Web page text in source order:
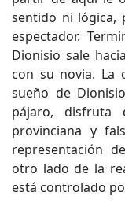
sentido ni lógica,
espectador.
Dionisio sale
con su novia. La
sueño de
pájaro,
provinciana y
representación
otro lado de la
está controlado